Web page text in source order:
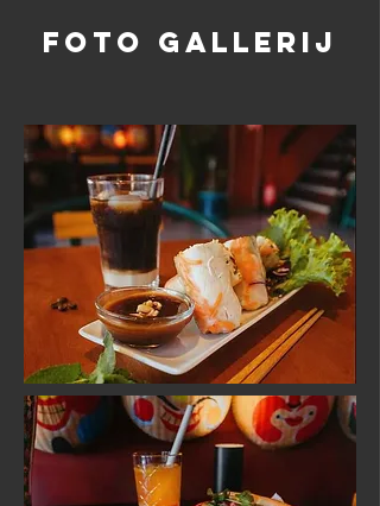
foto gallerij